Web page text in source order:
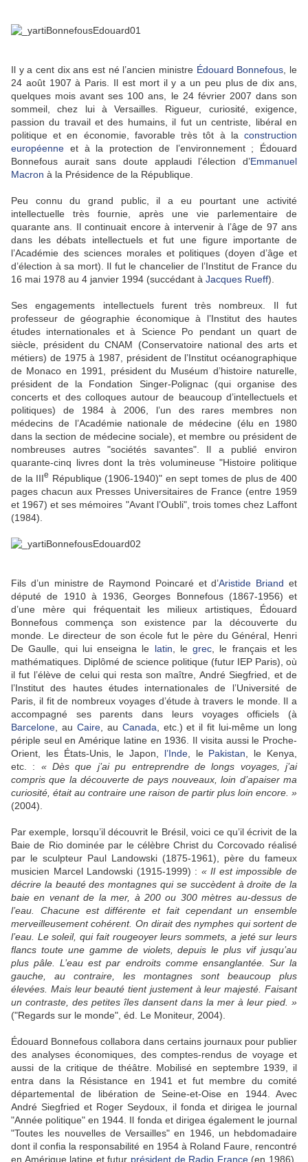
Il y a cent dix ans est né l’ancien ministre Édouard Bonnefous , le
24 août 1907 à Paris. Il est mort il y a un peu plus de dix ans,
quelques mois avant ses 100 ans, le 24 février 2007 dans son
sommeil, chez lui à Versailles. Rigueur, curiosité, exigence,
passion du travail et des humains, il fut un centriste, libéral en
politique et en économie, favorable très tôt à la construction
européenne et à la protection de l’environnement ; Édouard
Bonnefous aurait sans doute applaudi l’élection d’Emmanuel
Macron à la Présidence de la République.
Peu connu du grand public, il a eu pourtant une activité
intellectuelle très fournie, après une vie parlementaire de
quarante ans. Il continuait encore à intervenir à l’âge de 97 ans
dans les débats intellectuels et fut une figure importante de
l’Académie des sciences morales et politiques (doyen d’âge et
d’élection à sa mort). Il fut le chancelier de l’Institut de France du
16 mai 1978 au 4 janvier 1994 (succédant à Jacques Rueff).
Ses engagements intellectuels furent très nombreux. Il fut
professeur de géographie économique à l’Institut des hautes
études internationales et à Science Po pendant un quart de
siècle, président du CNAM (Conservatoire national des arts et
métiers) de 1975 à 1987, président de l’Institut océanographique
de Monaco en 1991, président du Muséum d’histoire naturelle,
président de la Fondation Singer-Polignac (qui organise des
concerts et des colloques autour de beaucoup d’intellectuels et
politiques) de 1984 à 2006, l’un des rares membres non
médecins de l’Académie nationale de médecine (élu en 1980
dans la section de médecine sociale), et membre ou président de
nombreuses autres "sociétés savantes". Il a publié environ
quarante-cinq livres dont la très volumineuse "Histoire politique
de la IIIe République (1906-1940)" en sept tomes de plus de 400
pages chacun aux Presses Universitaires de France (entre 1959
et 1967) et ses mémoires "Avant l’Oubli", trois tomes chez Laffont
(1984).
Fils d’un ministre de Raymond Poincaré et d’Aristide Briand et
député de 1910 à 1936, Georges Bonnefous (1867-1956) et
d’une mère qui fréquentait les milieux artistiques, Édouard
Bonnefous commença son existence par la découverte du
monde. Le directeur de son école fut le père du Général, Henri
De Gaulle, qui lui enseigna le latin , le grec , le français et les
mathématiques. Diplômé de science politique (futur IEP Paris), où
il fut l’élève de celui qui resta son maître, André Siegfried, et de
l’Institut des hautes études internationales de l’Université de
Paris, il fit de nombreux voyages d’étude à travers le monde. Il a
accompagné ses parents dans leurs voyages officiels (à
Barcelone , au Caire, au Canada , etc.) et il fit lui-même un long
périple seul en Amérique latine en 1936. Il visita aussi le Proche-
Orient, les États-Unis, le Japon, l’Inde, le Pakistan , le Kenya,
etc. : « Dès que j’ai pu entreprendre de longs voyages, j’ai
compris que la découverte de pays nouveaux, loin d’apaiser ma
curiosité, était au contraire une raison de partir plus loin encore. »
(2004).
Par exemple, lorsqu’il découvrit le Brésil, voici ce qu’il écrivit de la
Baie de Rio dominée par le célèbre Christ du Corcovado réalisé
par le sculpteur Paul Landowski (1875-1961), père du fameux
musicien Marcel Landowski (1915-1999) : « Il est impossible de
décrire la beauté des montagnes qui se succèdent à droite de la
baie en venant de la mer, à 200 ou 300 mètres au-dessus de
l’eau. Chacune est différente et fait cependant un ensemble
merveilleusement cohérent. On dirait des nymphes qui sortent de
l’eau. Le soleil, qui fait rougeoyer leurs sommets, a jeté sur leurs
flancs toute une gamme de violets, depuis le plus vif jusqu’au
plus pâle. L’eau est par endroits comme ensanglantée. Sur la
gauche, au contraire, les montagnes sont beaucoup plus
élevées. Mais leur beauté tient justement à leur majesté. Faisant
un contraste, des petites îles dansent dans la mer à leur pied. »
("Regards sur le monde", éd. Le Moniteur, 2004).
Édouard Bonnefous collabora dans certains journaux pour publier
des analyses économiques, des comptes-rendus de voyage et
aussi de la critique de théâtre. Mobilisé en septembre 1939, il
entra dans la Résistance en 1941 et fut membre du comité
départemental de libération de Seine-et-Oise en 1944. Avec
André Siegfried et Roger Seydoux, il fonda et dirigea le journal
"Année politique" en 1944. Il fonda et dirigea également le journal
"Toutes les nouvelles de Versailles" en 1946, un hebdomadaire
dont il confia la responsabilité en 1954 à Roland Faure, rencontré
en Amérique latine et futur président de Radio France(en 1986).